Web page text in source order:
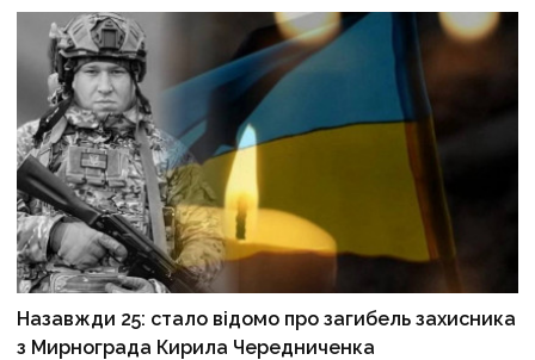
Назавжди 25: стало відомо про загибель захисника
з Мирнограда Кирила Чередниченка